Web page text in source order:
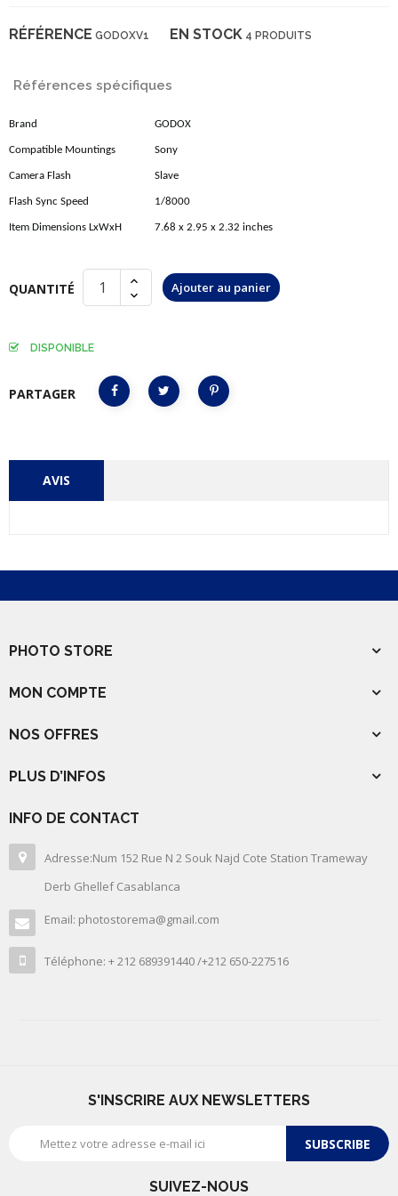
RÉFÉRENCE GODOXV1 EN STOCK 4 PRODUITS
Références spécifiques
Brand GODOX
Compatible Mountings Sony
Camera Flash Slave
Flash Sync Speed 1/8000
Item Dimensions LxWxH 7.68 x 2.95 x 2.32 inches
QUANTITÉ Ajouter au panier
DISPONIBLE
PARTAGER
AVIS
PHOTO STORE
MON COMPTE
NOS OFFRES
PLUS D’INFOS
INFO DE CONTACT
Adresse:Num 152 Rue N 2 Souk Najd Cote Station Trameway
Derb Ghellef Casablanca
Email: photostorema@gmail.com
Téléphone: + 212 689391440 /+212 650-227516
S'INSCRIRE AUX NEWSLETTERS
SUBSCRIBE
SUIVEZ-NOUS